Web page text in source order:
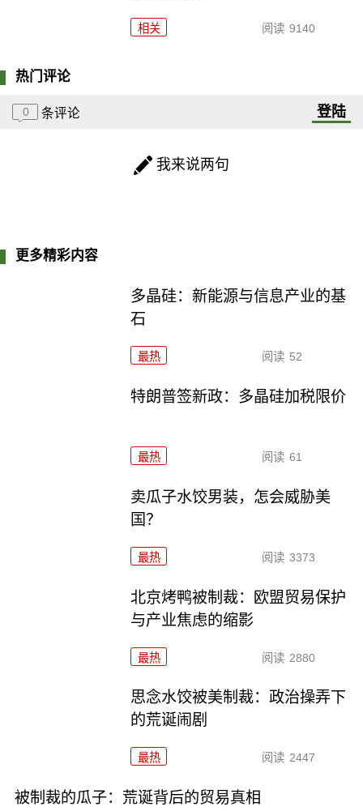
相关 阅读 9140
热门评论
0 条评论 登陆
我来说两句
更多精彩内容
多晶硅：新能源与信息产业的基
石
最热 阅读 52
特朗普签新政：多晶硅加税限价
最热 阅读 61
卖瓜子水饺男装，怎会威胁美
国？
最热 阅读 3373
北京烤鸭被制裁：欧盟贸易保护
与产业焦虑的缩影
最热 阅读 2880
思念水饺被美制裁：政治操弄下
的荒诞闹剧
最热 阅读 2447
被制裁的瓜子：荒诞背后的贸易真相